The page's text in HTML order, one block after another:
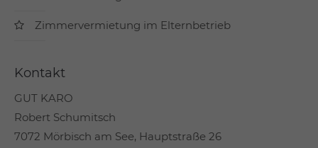
Zimmervermietung im Elternbetrieb
Kontakt
GUT KARO
Robert Schumitsch
7072 Mörbisch am See, Hauptstraße 26